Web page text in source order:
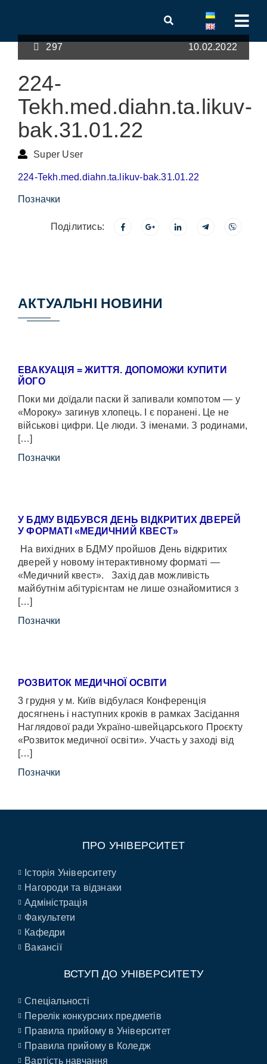
297 10.02.2022
224-
Tekh.med.diahn.ta.likuv-
bak.31.01.22
Super User
224-Tekh.med.diahn.ta.likuv-bak.31.01.22
Позначки
Поділитись:
АКТУАЛЬНІ НОВИНИ
ЕВАКУАЦІЯ = ЖИТТЯ. ДОПОМОЖИ КУПИТИ
ЙОГО
Поки ми доїдали паски й запивали компотом — у
«Мороку» загинув хлопець. І є поранені. Це не
військові цифри. Це люди. З іменами. З родинами,
[…]
Позначки
У БДМУ ВІДБУВСЯ ДЕНЬ ВІДКРИТИХ ДВЕРЕЙ
У ФОРМАТІ «МЕДИЧНИЙ КВЕСТ»
На вихідних в БДМУ пройшов День відкритих
дверей у новому інтерактивному форматі —
«Медичний квест». Захід дав можливість
майбутнім абітурієнтам не лише ознайомитися з
[…]
Позначки
РОЗВИТОК МЕДИЧНОЇ ОСВІТИ
3 грудня у м. Київ відбулася Конференція
досягнень і наступних кроків в рамках Засідання
Наглядової ради Україно-швейцарського Проєкту
«Розвиток медичної освіти». Участь у заході від
[…]
Позначки
ПРО УНІВЕРСИТЕТ
Історія Університету
Нагороди та відзнаки
Адміністрація
Факультети
Кафедри
Вакансії
ВСТУП ДО УНІВЕРСИТЕТУ
Спеціальності
Перелік конкурсних предметів
Правила прийому в Університет
Правила прийому в Коледж
Вартість навчання